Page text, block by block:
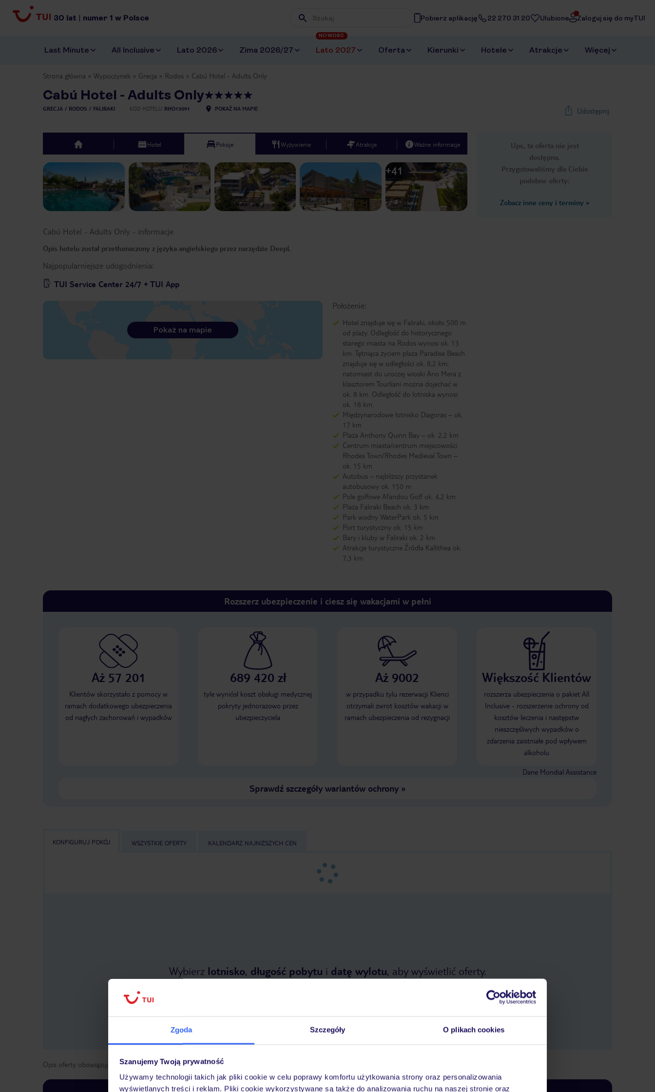
Zgoda Szczegóły O plikach cookies
Szanujemy Twoją prywatność
Używamy technologii takich jak pliki cookie w celu poprawy komfortu użytkowania strony oraz personalizowania
wyświetlanych treści i reklam. Pliki cookie wykorzystywane są także do analizowania ruchu na naszej stronie oraz
30 lat | numer 1 w Polsce Wpisz frazę, której szukasz
Pobierz aplikację 22 270 31 20 Ulubione Zaloguj się do myTUI
Last Minute All Inclusive Lato 2026 Zima 2026/27 Lato 2027
NOWOŚĆ
Oferta Kierunki Hotele Atrakcje Więcej
Strona główna Wypoczynek Grecja Rodos Cabú Hotel - Adults Only
Cabú Hotel - Adults Only
GRECJA RODOS FALIRAKI KOD HOTELU RHO13091 POKAŻ NA MAPIE Udostępnij
Ups, ta oferta nie jest
dostępna.
Przygotowaliśmy dla Ciebie
podobne oferty:
Zobacz inne ceny i terminy »
top Hotel Pokoje Wyżywienie Atrakcje Ważne informacje
Next slide
1 /47
+41
Cabú Hotel - Adults Only - informacje
Opis hotelu został przetłumaczony z języka angielskiego przez narzędzie DeepL
Najpopularniejsze udogodnienia:
TUI Service Center 24/7 + TUI App
Położenie:
Hotel znajduje się w Faliraki, około 500 m
od plaży. Odległość do historycznego
starego miasta na Rodos wynosi ok. 13
km. Tętniąca życiem plaża Paradise Beach
znajduje się w odległości ok. 8,2 km,
natomiast do uroczej wioski Ano Mera z
klasztorem Tourliani można dojechać w
ok. 8 km. Odległość do lotniska wynosi
ok. 18 km.
Międzynarodowe lotnisko Diagoras – ok.
17 km
Plaża Anthony Quinn Bay – ok. 2,2 km
Centrum miasta/centrum miejscowości
Rhodes Town/Rhodes Medieval Town –
ok. 15 km
Autobus – najbliższy przystanek
autobusowy ok. 150 m
Pole golfowe Afandou Golf ok. 4,2 km
Plaża Faliraki Beach ok. 3 km
Park wodny WaterPark ok. 5 km
Port turystyczny ok. 15 km
Bary i kluby w Faliraki ok. 2 km
Atrakcje turystyczne Źródła Kallithea ok.
7,3 km
Pokaż na mapie
Rozszerz ubezpieczenie i ciesz się wakacjami w pełni
Aż 57 201
Klientów skorzystało z pomocy w
ramach dodatkowego ubezpieczenia
od nagłych zachorowań i wypadków
689 420 zł
tyle wyniósł koszt obsługi medycznej
pokryty jednorazowo przez
ubezpieczyciela
Aż 9002
w przypadku tylu rezerwacji Klienci
otrzymali zwrot kosztów wakacji w
ramach ubezpieczenia od rezygnacji
Większość Klientów
rozszerza ubezpieczenia o pakiet All
Inclusive - rozszerzenie ochrony od
kosztów leczenia i następstw
nieszczęśliwych wypadków o
zdarzenia zaistniałe pod wpływem
alkoholu
Dane Mondial Assistance
Sprawdź szczegóły wariantów ochrony»
KONFIGURUJ POKÓJ WSZYSTKIE OFERTY KALENDARZ NAJNIŻSZYCH CEN
Wybierz lotnisko, długość pobytu i datę wylotu, aby wyświetlić oferty.
Opis oferty obowiązuje dla wyjazdów w terminie od 24 kwietnia 2026